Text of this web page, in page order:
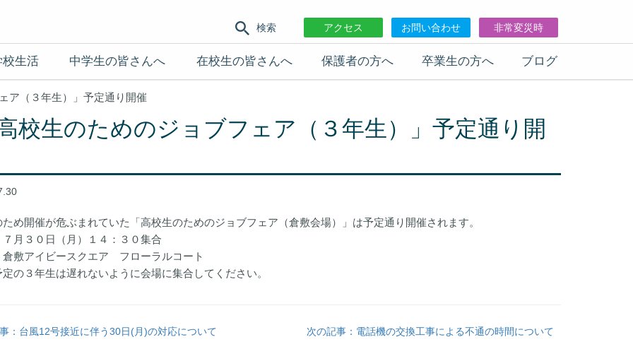
検索 アクセス お問い合わせ 非常変災時
校生活 中学生の皆さんへ 在校生の皆さんへ 保護者の方へ 卒業生の方へ ブログ
ア（３年生）」予定通り開催
校生のためのジョブフェア（３年生）」予定通り開
め開催が危ぶまれていた「高校生のためのジョブフェア（倉敷会場）」は予定通り開催されます。
月３０日（月）１４：３０集合
倉敷アイビースクエア フローラルコート
の３年生は遅れないように会場に集合してください。
：台風12号接近に伴う30日(月)の対応について 次の記事：電話機の交換工事による不通の時間について